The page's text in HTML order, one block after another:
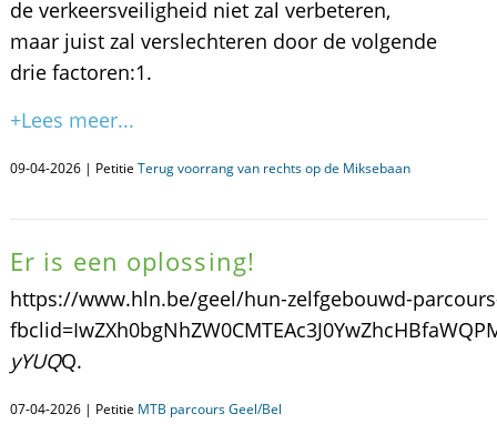
de verkeersveiligheid niet zal verbeteren,
maar juist zal verslechteren door de volgende
drie factoren: ​1.
+Lees meer...
09-04-2026 | Petitie Terug voorrang van rechts op de Miksebaan
Er is een oplossing!
https://www.hln.be/geel/hun-zelfgebouwd-
yYUQQ.
07-04-2026 | Petitie MTB parcours Geel/Bel